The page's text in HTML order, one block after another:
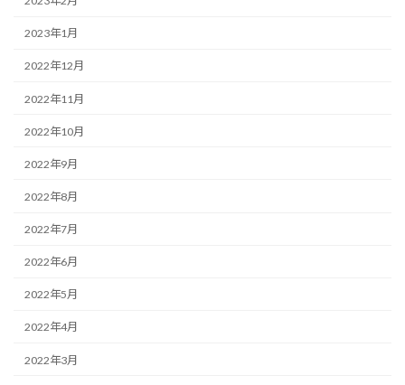
2023年1月
2022年12月
2022年11月
2022年10月
2022年9月
2022年8月
2022年7月
2022年6月
2022年5月
2022年4月
2022年3月